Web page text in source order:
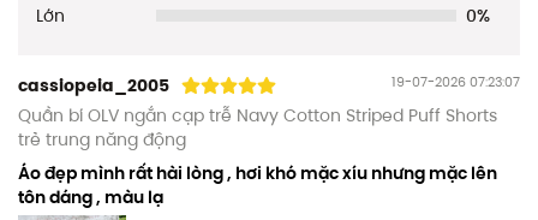
Lớn
0%
cassiopeia_2005 19-07-2026 07:23:07
Quần bí OLV ngắn cạp trễ Navy Cotton Striped Puff Shorts
trẻ trung năng động
Áo đẹp mình rất hài lòng , hơi khó mặc xíu nhưng mặc lên
tôn dáng , màu lạ